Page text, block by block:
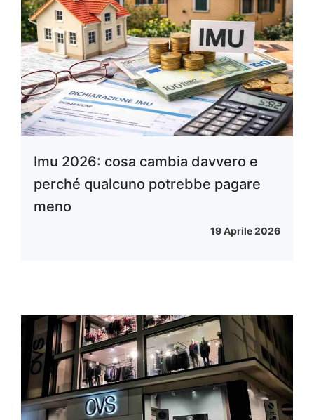
Imu 2026: cosa cambia davvero e
perché qualcuno potrebbe pagare
meno
19 Aprile 2026